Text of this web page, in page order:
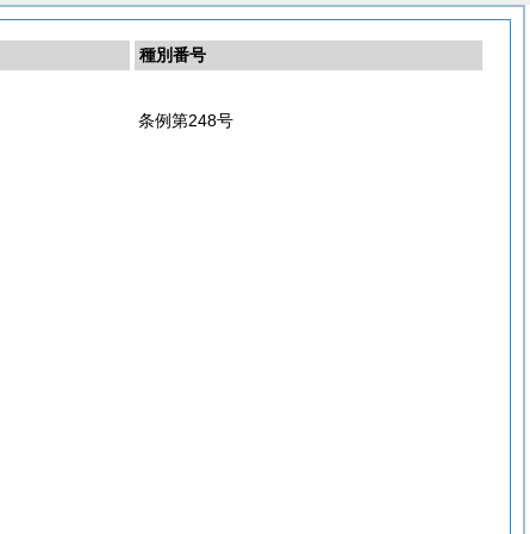
種別番号
条例第248号